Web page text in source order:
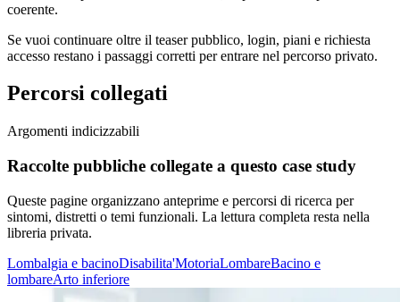
coerente.
Se vuoi continuare oltre il teaser pubblico, login, piani e richiesta
accesso restano i passaggi corretti per entrare nel percorso privato.
Percorsi collegati
Argomenti indicizzabili
Raccolte pubbliche collegate a questo case study
Queste pagine organizzano anteprime e percorsi di ricerca per
sintomi, distretti o temi funzionali. La lettura completa resta nella
libreria privata.
Lombalgia e bacinoDisabilita'MotoriaLombareBacino e
lombareArto inferiore